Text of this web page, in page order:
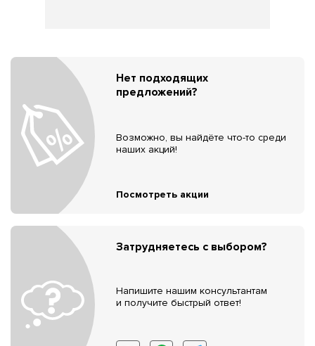
Нет подходящих
предложений?
Возможно, вы найдёте что-то среди
наших акций!
Посмотреть акции
Затрудняетесь с выбором?
Напишите нашим консультантам
и получите быстрый ответ!